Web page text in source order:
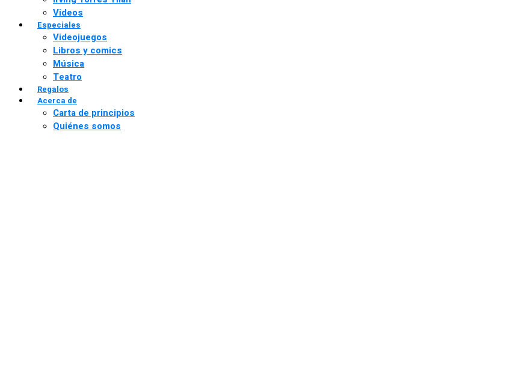
Videos
Especiales
Videojuegos
Libros y comics
Música
Teatro
Regalos
Acerca de
Carta de principios
Quiénes somos